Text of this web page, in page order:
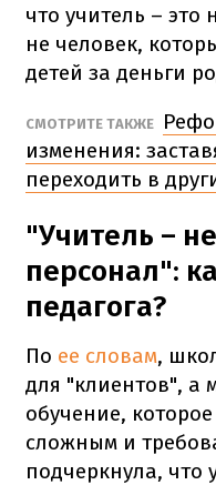
что учитель – это
не человек,
детей за деньги
СМОТРИТЕ ТАКЖЕ
изменения:
переходить в
"Учитель –
персонал":
педагога?
По ее словам,
для "клиентов", а
обучение,
сложным и
подчеркнула, что